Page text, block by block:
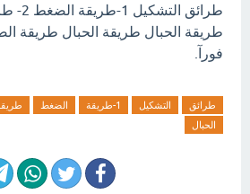
طريقة الحبال طريقة الحبال طريقة
فورآ.
طرائق التشكيل 1-طريقة الضغط
الحبال